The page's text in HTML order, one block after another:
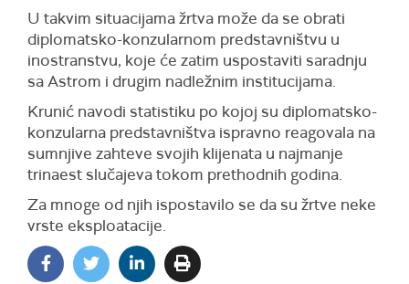
U takvim situacijama žrtva može da se obrati
diplomatsko-konzularnom predstavništvu u
inostranstvu, koje će zatim uspostaviti saradnju
sa Astrom i drugim nadležnim institucijama.
Krunić navodi statistiku po kojoj su diplomatsko-
konzularna predstavništva ispravno reagovala na
sumnjive zahteve svojih klijenata u najmanje
trinaest slučajeva tokom prethodnih godina.
Za mnoge od njih ispostavilo se da su žrtve neke
vrste eksploatacije.